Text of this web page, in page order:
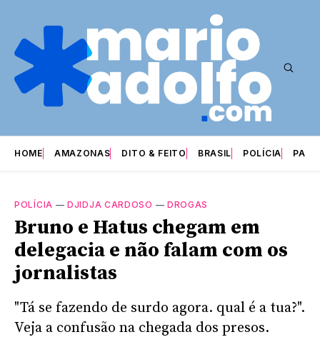
HOME AMAZONAS DITO & FEITO BRASIL POLÍCIA
POLÍCIA —DJIDJA CARDOSO — DROGAS
Bruno e Hatus chegam em
delegacia e não falam com os
jornalistas
"Tá se fazendo de surdo agora. qual é a tua?".
Veja a confusão na chegada dos presos.